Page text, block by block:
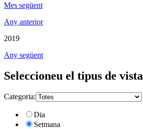
Mes següent
Any anterior
2019
Any següent
Seleccioneu el tipus de vista
Categoria:
Dia
Setmana